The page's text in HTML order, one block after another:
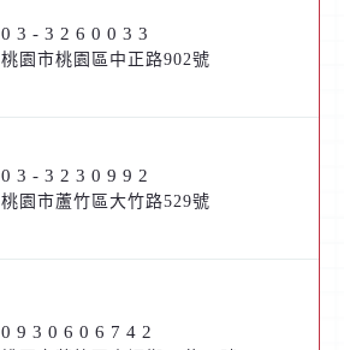
03-3260033
桃園市桃園區中正路902號
03-3230992
桃園市蘆竹區大竹路529號
0930606742